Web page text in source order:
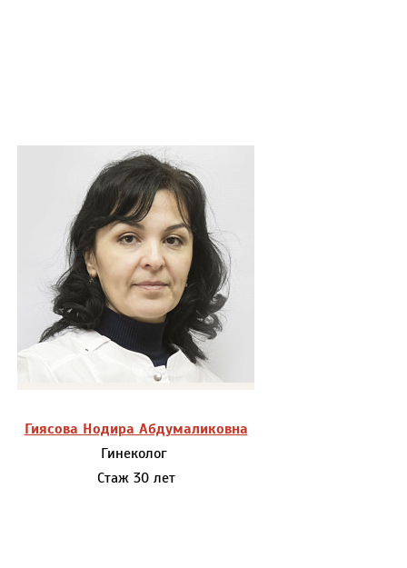
Гиясова Нодира Абдумаликовна
Гинеколог
Стаж 30 лет